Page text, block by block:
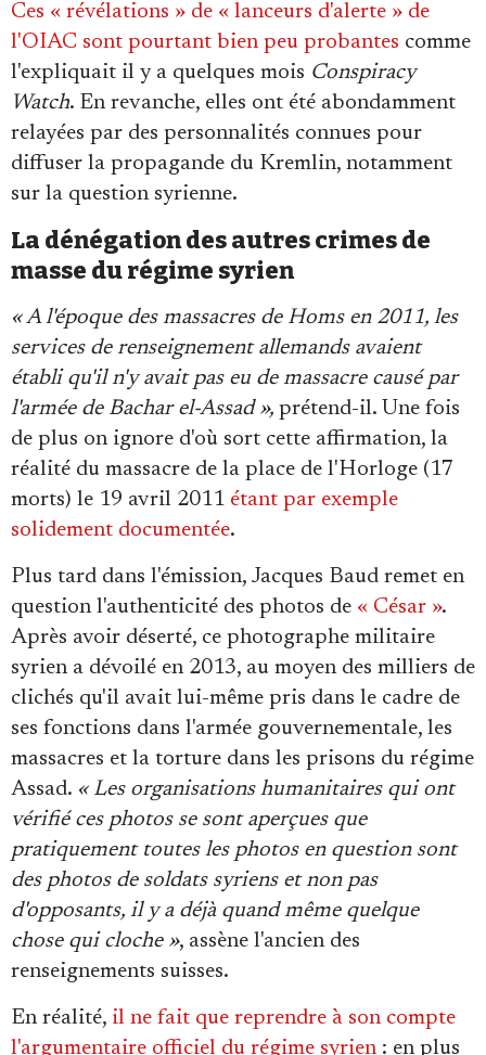
Ces « révélations » de « lanceurs d'alerte » de
l'OIAC sont pourtant bien peu probantes comme
l'expliquait il y a quelques mois Conspiracy
Watch. En revanche, elles ont été abondamment
relayées par des personnalités connues pour
diffuser la propagande du Kremlin, notamment
sur la question syrienne.
La dénégation des autres crimes de
masse du régime syrien
« A l'époque des massacres de Homs en 2011, les
services de renseignement allemands avaient
établi qu'il n'y avait pas eu de massacre causé par
l'armée de Bachar el-Assad », prétend-il. Une fois
de plus on ignore d'où sort cette affirmation, la
réalité du massacre de la place de l'Horloge (17
morts) le 19 avril 2011 étant par exemple
solidement documentée.
Plus tard dans l'émission, Jacques Baud remet en
question l'authenticité des photos de « César ».
Après avoir déserté, ce photographe militaire
syrien a dévoilé en 2013, au moyen des milliers de
clichés qu'il avait lui-même pris dans le cadre de
ses fonctions dans l'armée gouvernementale, les
massacres et la torture dans les prisons du régime
Assad. « Les organisations humanitaires qui ont
vérifié ces photos se sont aperçues que
pratiquement toutes les photos en question sont
des photos de soldats syriens et non pas
d'opposants, il y a déjà quand même quelque
chose qui cloche », assène l'ancien des
renseignements suisses.
En réalité, il ne fait que reprendre à son compte
l'argumentaire officiel du régime syrien: en plus